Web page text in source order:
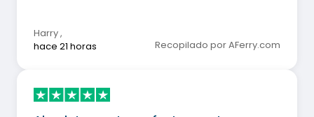
Harry,
hace 21 horas
Recopilado por AFerry.com